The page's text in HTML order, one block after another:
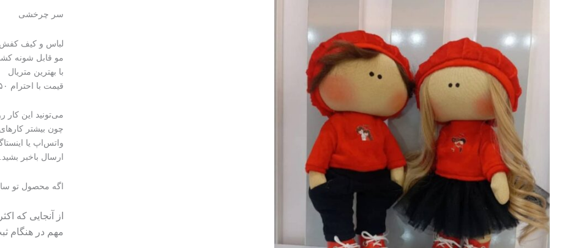
سر چرخشی
لباس و کیف کفش
مو قابل شونه
با بهترین متریال
قیمت با احترام ۲۵۰ دونه ای
می‌تونید این
چون بیشتر
واتس‌اپ یا
ارسال باخبر بشید.
اگه محصول تو
از آنجایی که
مهم در هنگام